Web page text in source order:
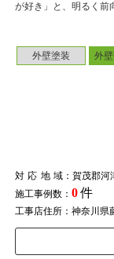
外壁塗装 外
対応地域：賀茂郡河
施工事例数： 0件
工事店住所：神奈川県
が好き」と、明るく前